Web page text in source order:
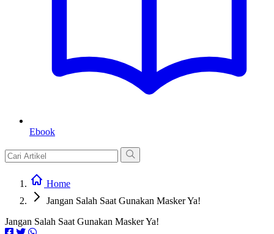
Ebook
Home
Jangan Salah Saat Gunakan Masker Ya!
Jangan Salah Saat Gunakan Masker Ya!